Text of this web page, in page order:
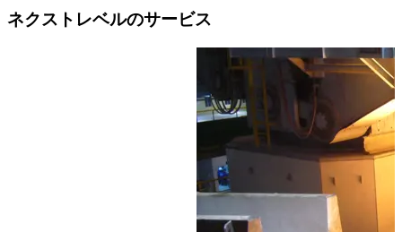
ネクストレベルのサービス